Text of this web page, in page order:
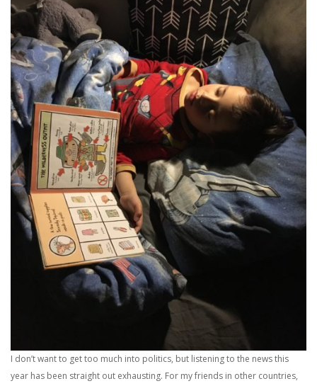
I don’t want to get too much into politics, but listening to the news this
year has been straight out exhausting. For my friends in other countries,